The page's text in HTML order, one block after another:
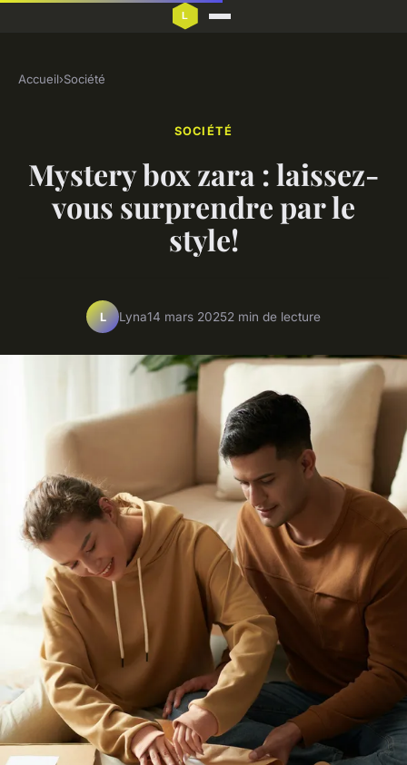
Accueil›Société
SOCIÉTÉ
Mystery box zara : laissez-
vous surprendre par le
style!
L Lyna14 mars 20252 min de lecture